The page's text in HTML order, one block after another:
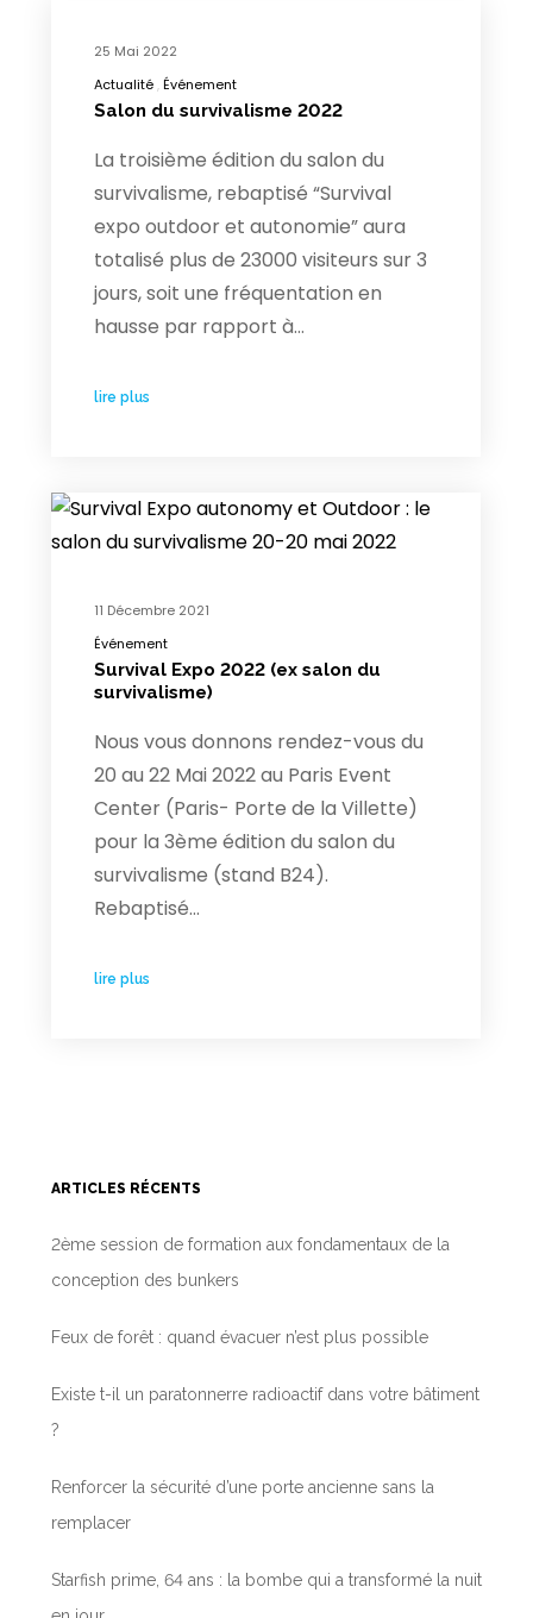
25 Mai 2022
Actualité Événement
Salon du survivalisme 2022
La troisième édition du salon du
survivalisme, rebaptisé “Survival
expo outdoor et autonomie” aura
totalisé plus de 23000 visiteurs sur 3
jours, soit une fréquentation en
hausse par rapport à…
lire plus
11 Décembre 2021
Événement
Survival Expo 2022 (ex salon du
survivalisme)
Nous vous donnons rendez-vous du
20 au 22 Mai 2022 au Paris Event
Center (Paris- Porte de la Villette)
pour la 3ème édition du salon du
survivalisme (stand B24).
Rebaptisé…
lire plus
ARTICLES RÉCENTS
2ème session de formation aux fondamentaux de la
conception des bunkers
Feux de forêt : quand évacuer n’est plus possible
Existe t-il un paratonnerre radioactif dans votre bâtiment
?
Renforcer la sécurité d’une porte ancienne sans la
remplacer
Starfish prime, 64 ans : la bombe qui a transformé la nuit